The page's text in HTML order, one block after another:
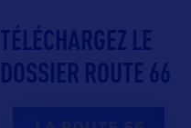
TÉLÉCHARGEZ LE
DOSSIER ROUTE 66